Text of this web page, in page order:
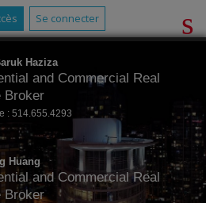
Se connecter
Haziza
and Commercial Real
Broker
: 514.655.4293
Huang
and Commercial Real
Broker